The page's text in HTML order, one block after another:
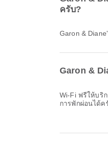
ครับ?
Garon &
Garon &
Wi-Fi ฟรีให้บริ
การพักผ่อนได้ค